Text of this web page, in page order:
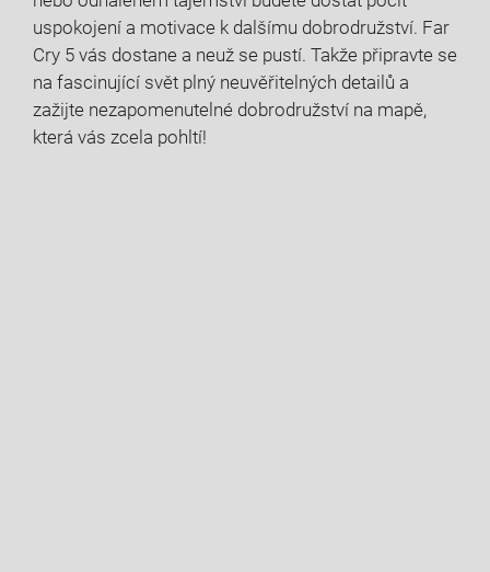
uspokojení a motivace k dalšímu dobrodružství. Far
Cry 5 vás dostane a neuž se pustí. Takže připravte se
na fascinující svět plný neuvěřitelných detailů a
zažijte nezapomenutelné dobrodružství na mapě,
která vás zcela pohltí!